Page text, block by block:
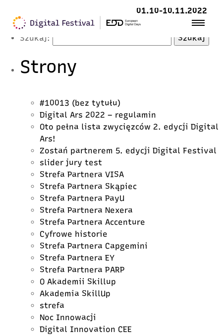
01.10-10.11.2022
Latest Posts
Szukaj:
Strony
#10013 (bez tytułu)
Digital Ars 2022 – regulamin
Oto pełna lista zwycięzców 2. edycji Digital
Ars!
Zostań partnerem 5. edycji Digital Festival
slider jury test
Strefa Partnera VISA
Strefa Partnera Skąpiec
Strefa Partnera PayU
Strefa Partnera Nexera
Strefa Partnera Accenture
Cyfrowe historie
Strefa Partnera Capgemini
Strefa Partnera EY
Strefa Partnera PARP
O Akademii Skillup
Akademia SkillUp
strefa
Noc Innowacji
Digital Innovation CEE